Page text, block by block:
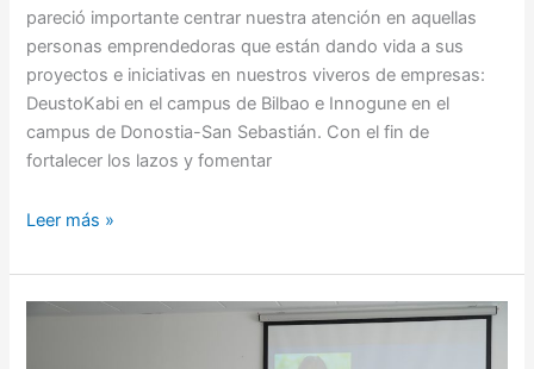
pareció importante centrar nuestra atención en aquellas
personas emprendedoras que están dando vida a sus
proyectos e iniciativas en nuestros viveros de empresas:
DeustoKabi en el campus de Bilbao e Innogune en el
campus de Donostia-San Sebastián. Con el fin de
fortalecer los lazos y fomentar
Leer más »